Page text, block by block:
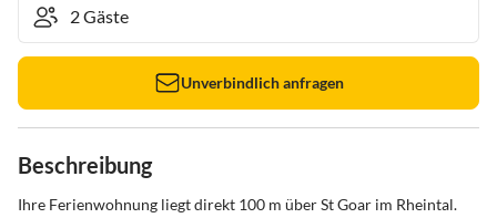
Unverbindlich anfragen
Beschreibung
Ihre Ferienwohnung liegt direkt 100 m über St Goar im Rheintal.